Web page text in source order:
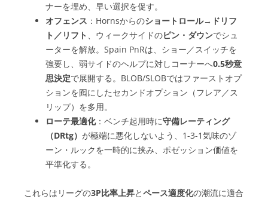
ナーを埋め、早い選択を促す。
オフェンス ：Hornsからのショートロール→ ドリフ
ト／リフト 、ウィークサイドのピン・ダウンでシュ
ーターを解放。Spain PnRは、ショー／スイッチを
強要し、弱サイドのヘルプに対しコーナーへ0.5秒意
思決定で展開する。BLOB/SLOBではファーストオプ
ションを囮にしたセカンドオプション（フレア／ス
リップ）を多用。
ローテ最適化：ベンチ起用時に守備レーティング
（DRtg） が極端に悪化しないよう、1-3-1気味のゾ
ーン・ルックを一時的に挟み、ポゼッション価値を
平準化する。
これらはリーグの3P比率上昇とペース適度化の潮流に適合